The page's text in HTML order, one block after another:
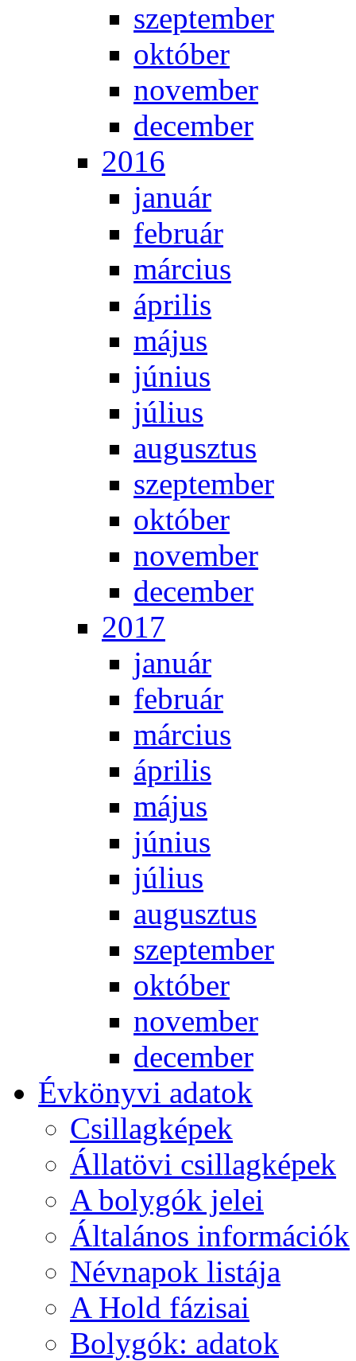
szep­tem­ber
ok­tó­ber
no­vem­ber
de­cem­ber
2016
ja­nu­ár
feb­ru­ár
már­ci­us
áp­ri­lis
má­jus
jú­ni­us
jú­li­us
au­gusz­tus
szep­tem­ber
ok­tó­ber
no­vem­ber
de­cem­ber
2017
ja­nu­ár
feb­ru­ár
már­ci­us
áp­ri­lis
má­jus
jú­ni­us
jú­li­us
au­gusz­tus
szep­tem­ber
ok­tó­ber
no­vem­ber
de­cem­ber
Év­köny­vi ada­tok
Csil­lag­ké­pek
Ál­lat­övi csil­lag­ké­pek
A boly­gók je­lei
Ál­ta­lá­nos in­for­má­ci­ók
Név­na­pok lis­tá­ja
A Hold fá­zi­sai
Boly­gók: ada­tok